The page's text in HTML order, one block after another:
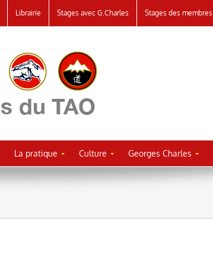
Librairie Stages avec G.Charles Stages des membres
La pratique Culture Georges Charles